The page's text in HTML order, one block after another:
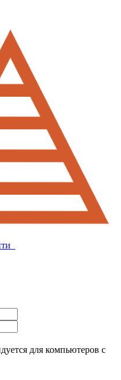
для компьютеров с